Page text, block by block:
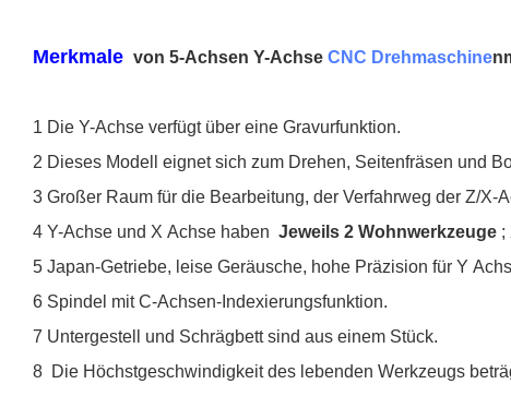
Merkmale von 5-Achsen Y-Achse CNC Drehmaschine
1 Die Y-Achse verfügt über eine Gravurfunktion.
2 Dieses Modell eignet sich zum Drehen, Seitenfräsen und
3 Großer Raum für die Bearbeitung, der Verfahrweg der Z/X-
4 Y-Achse und X Achse haben Jeweils 2 Wohnwerkzeuge ;
5 Japan-Getriebe, leise Geräusche, hohe Präzision für Y
6 Spindel mit C-Achsen-Indexierungsfunktion.
7 Untergestell und Schrägbett sind aus einem Stück.
8 Die Höchstgeschwindigkeit des lebenden Werkzeugs